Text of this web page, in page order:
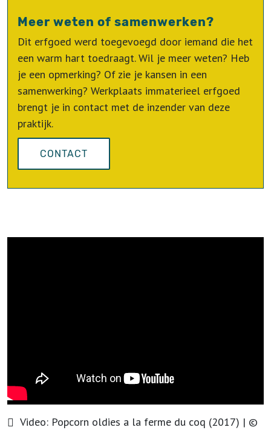
Meer weten of samenwerken?
Dit erfgoed werd toegevoegd door iemand die het
een warm hart toedraagt. Wil je meer weten? Heb
je een opmerking? Of zie je kansen in een
samenwerking? Werkplaats immaterieel erfgoed
brengt je in contact met de inzender van deze
praktijk.
CONTACT
Video: Popcorn oldies a la ferme du coq (2017) | ©